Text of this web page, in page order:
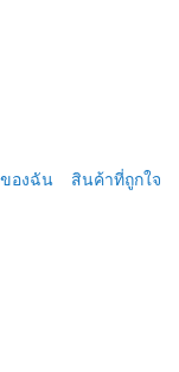
องฉัน สินค้าที่ถูกใจ